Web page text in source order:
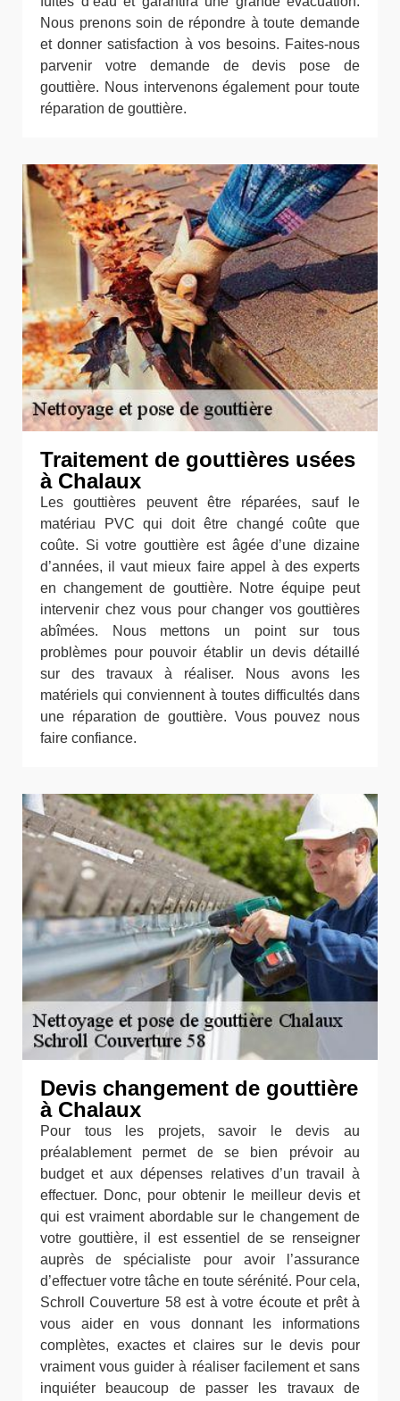
Nous prenons soin de répondre à toute demande
et donner satisfaction à vos besoins. Faites-nous
parvenir votre demande de devis pose de
gouttière. Nous intervenons également pour toute
réparation de gouttière.
Traitement de gouttières usées
à Chalaux
Les gouttières peuvent être réparées, sauf le
matériau PVC qui doit être changé coûte que
coûte. Si votre gouttière est âgée d’une dizaine
d’années, il vaut mieux faire appel à des experts
en changement de gouttière. Notre équipe peut
intervenir chez vous pour changer vos gouttières
abîmées. Nous mettons un point sur tous
problèmes pour pouvoir établir un devis détaillé
sur des travaux à réaliser. Nous avons les
matériels qui conviennent à toutes difficultés dans
une réparation de gouttière. Vous pouvez nous
faire confiance.
Devis changement de gouttière
à Chalaux
Pour tous les projets, savoir le devis au
préalablement permet de se bien prévoir au
budget et aux dépenses relatives d’un travail à
effectuer. Donc, pour obtenir le meilleur devis et
qui est vraiment abordable sur le changement de
votre gouttière, il est essentiel de se renseigner
auprès de spécialiste pour avoir l’assurance
d’effectuer votre tâche en toute sérénité. Pour cela,
Schroll Couverture 58 est à votre écoute et prêt à
vous aider en vous donnant les informations
complètes, exactes et claires sur le devis pour
vraiment vous guider à réaliser facilement et sans
inquiéter beaucoup de passer les travaux de